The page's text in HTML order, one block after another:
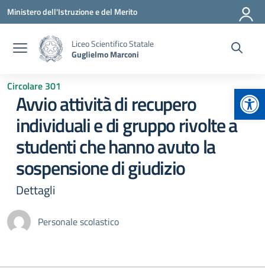
Vai ai contenuti
Vai al menu di navigazione
Vai al footer
Ministero dell'Istruzione e del Merito
Liceo Scientifico Statale
Guglielmo Marconi
Circolare 301
Avvio attività di recupero
individuali e di gruppo rivolte a
studenti che hanno avuto la
sospensione di giudizio
Dettagli
Personale scolastico